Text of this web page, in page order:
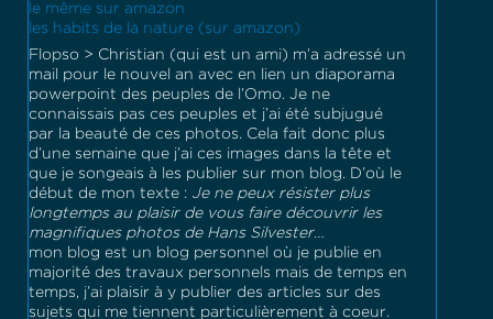
le même sur amazon
les habits de la nature (sur amazon)
Flopso > Christian (qui est un ami) m’a adressé un
mail pour le nouvel an avec en lien un diaporama
powerpoint des peuples de l’Omo. Je ne
connaissais pas ces peuples et j’ai été subjugué
par la beauté de ces photos. Cela fait donc plus
d’une semaine que j’ai ces images dans la tête et
que je songeais à les publier sur mon blog. D’où le
début de mon texte : Je ne peux résister plus
longtemps au plaisir de vous faire découvrir les
magnifiques photos de Hans Silvester…
mon blog est un blog personnel où je publie en
majorité des travaux personnels mais de temps en
temps, j’ai plaisir à y publier des articles sur des
sujets qui me tiennent particulièrement à coeur.